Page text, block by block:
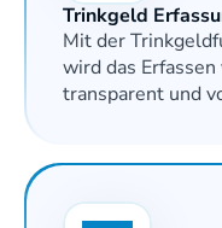
Trinkgeld
Mit der
wird das
transparent und